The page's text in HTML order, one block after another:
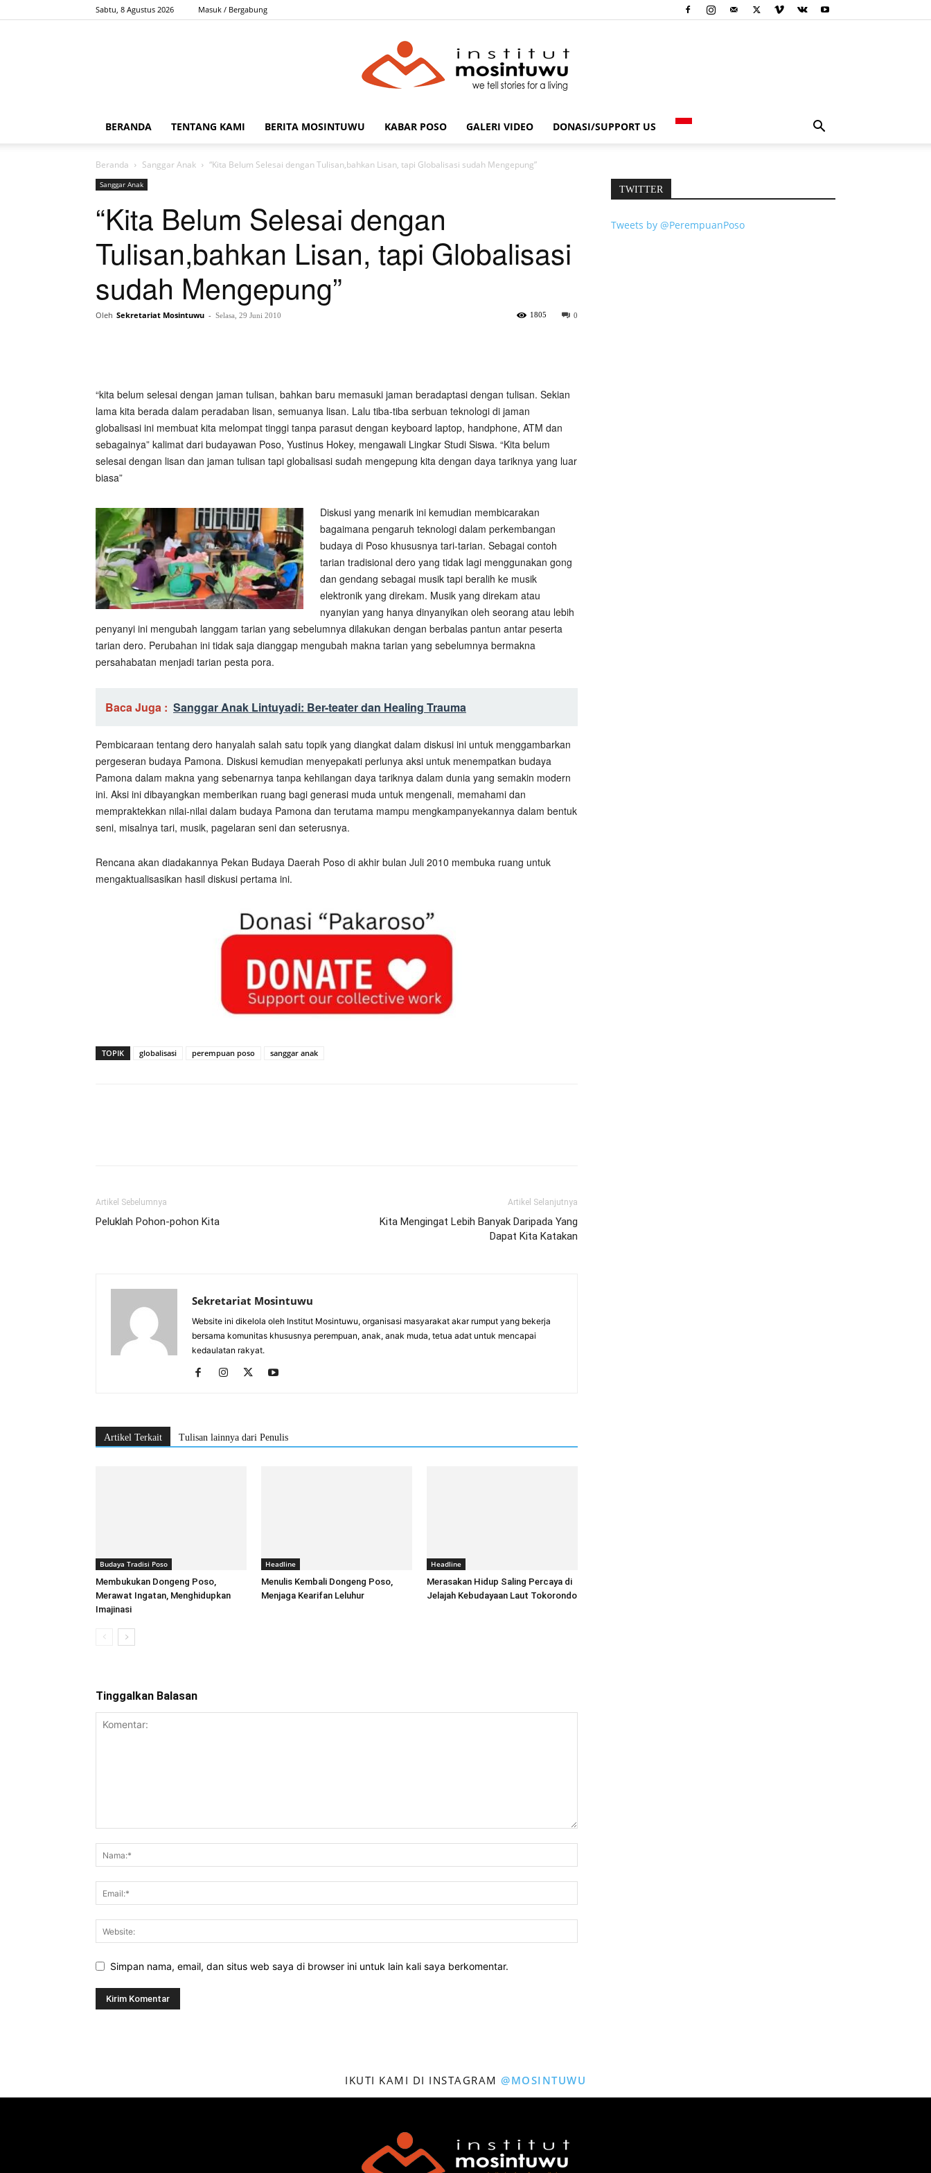
Sabtu, 8 Agustus 2026 Masuk / Bergabung
BERANDA TENTANG KAMI BERITA MOSINTUWU KABAR POSO GALERI VIDEO DONASI/SUPPORT US
Beranda Sanggar Anak “Kita Belum Selesai dengan Tulisan,bahkan Lisan, tapi Globalisasi sudah Mengepung”
Sanggar Anak
“Kita Belum Selesai dengan
Tulisan,bahkan Lisan, tapi Globalisasi
sudah Mengepung”
Oleh Sekretariat Mosintuwu - Selasa, 29 Juni 2010 0
1805
“kita belum selesai dengan jaman tulisan, bahkan baru memasuki jaman beradaptasi dengan tulisan. Sekian
lama kita berada dalam peradaban lisan, semuanya lisan. Lalu tiba-tiba serbuan teknologi di jaman
globalisasi ini membuat kita melompat tinggi tanpa parasut dengan keyboard laptop, handphone, ATM dan
sebagainya” kalimat dari budayawan Poso, Yustinus Hokey, mengawali Lingkar Studi Siswa. “Kita belum
selesai dengan lisan dan jaman tulisan tapi globalisasi sudah mengepung kita dengan daya tariknya yang luar
biasa”
Diskusi yang menarik ini kemudian membicarakan
bagaimana pengaruh teknologi dalam perkembangan
budaya di Poso khususnya tari-tarian. Sebagai contoh
tarian tradisional dero yang tidak lagi menggunakan gong
dan gendang sebagai musik tapi beralih ke musik
elektronik yang direkam. Musik yang direkam atau
nyanyian yang hanya dinyanyikan oleh seorang atau lebih
penyanyi ini mengubah langgam tarian yang sebelumnya dilakukan dengan berbalas pantun antar peserta
tarian dero. Perubahan ini tidak saja dianggap mengubah makna tarian yang sebelumnya bermakna
persahabatan menjadi tarian pesta pora.
Baca Juga : Sanggar Anak Lintuyadi: Ber-teater dan Healing Trauma
Pembicaraan tentang dero hanyalah salah satu topik yang diangkat dalam diskusi ini untuk menggambarkan
pergeseran budaya Pamona. Diskusi kemudian menyepakati perlunya aksi untuk menempatkan budaya
Pamona dalam makna yang sebenarnya tanpa kehilangan daya tariknya dalam dunia yang semakin modern
ini. Aksi ini dibayangkan memberikan ruang bagi generasi muda untuk mengenali, memahami dan
mempraktekkan nilai-nilai dalam budaya Pamona dan terutama mampu mengkampanyekannya dalam bentuk
seni, misalnya tari, musik, pagelaran seni dan seterusnya.
Rencana akan diadakannya Pekan Budaya Daerah Poso di akhir bulan Juli 2010 membuka ruang untuk
mengaktualisasikan hasil diskusi pertama ini.
TOPIK globalisasi perempuan poso sanggar anak
Artikel Sebelumnya
Peluklah Pohon-pohon Kita
Artikel Selanjutnya
Kita Mengingat Lebih Banyak Daripada Yang
Dapat Kita Katakan
Sekretariat Mosintuwu
Website ini dikelola oleh Institut Mosintuwu, organisasi masyarakat akar rumput yang bekerja
bersama komunitas khususnya perempuan, anak, anak muda, tetua adat untuk mencapai
kedaulatan rakyat.
Artikel Terkait Tulisan lainnya dari Penulis
Budaya Tradisi Poso
Membukukan Dongeng Poso,
Merawat Ingatan, Menghidupkan
Imajinasi
Headline
Menulis Kembali Dongeng Poso,
Menjaga Kearifan Leluhur
Headline
Merasakan Hidup Saling Percaya di
Jelajah Kebudayaan Laut Tokorondo
Tinggalkan Balasan
Simpan nama, email, dan situs web saya di browser ini untuk lain kali saya berkomentar.
TWITTER
Tweets by @PerempuanPoso
IKUTI KAMI DI INSTAGRAM @MOSINTUWU